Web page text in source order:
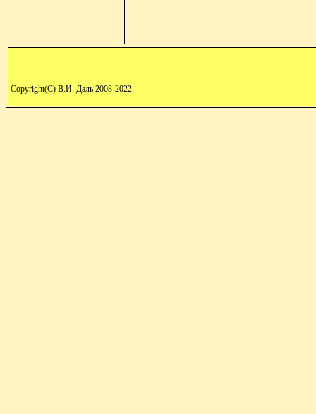
Copyright(C) В.И. Даль 2008-2022